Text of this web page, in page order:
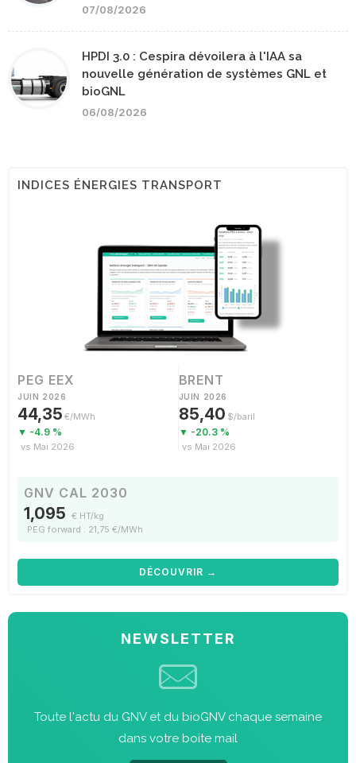
07/08/2026
HPDI 3.0 : Cespira dévoilera à l'IAA sa
nouvelle génération de systèmes GNL et
bioGNL
06/08/2026
INDICES ÉNERGIES TRANSPORT
PEG EEX
JUIN 2026
44,35 €/MWh
▼ -4.9 %
vs Mai 2026
BRENT
JUIN 2026
85,40 $/baril
▼ -20.3 %
vs Mai 2026
GNV CAL 2030
1,095 € HT/kg
PEG forward : 21,75 €/MWh
DÉCOUVRIR →
NEWSLETTER
Toute l'actu du GNV et du bioGNV chaque semaine
dans votre boite mail